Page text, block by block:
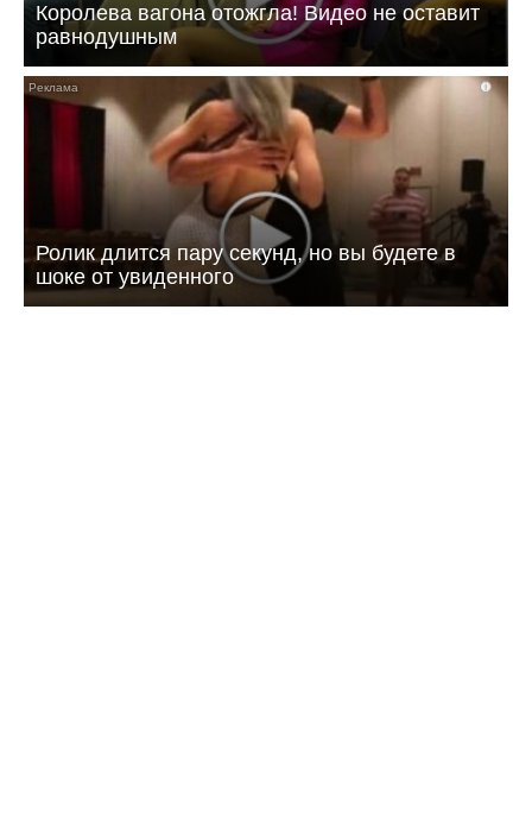
Королева вагона отожгла! Видео не оставит
равнодушным
i
Ролик длится пару секунд, но вы будете в
шоке от увиденного